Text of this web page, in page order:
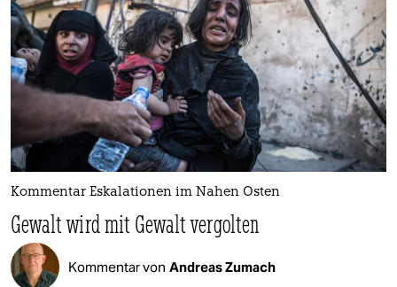
Kommentar Eskalationen im Nahen Osten
Gewalt wird mit Gewalt vergolten
Kommentar von Andreas Zumach